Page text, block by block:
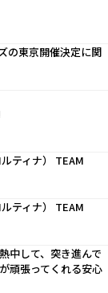
の東京開催決定に関
ティナ） TEAM
ティナ） TEAM
中して、突き進んで
頑張ってくれる安心